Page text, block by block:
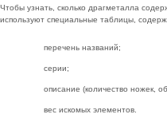
Чтобы узнать, сколько драгметалла
используют специальные таблицы,
перечень названий;
серии;
описание (количество ножек,
вес искомых элементов.